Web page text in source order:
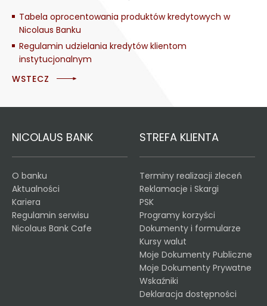
Tabela oprocentowania produktów kredytowych w
Nicolaus Banku
Regulamin udzielania kredytów klientom
instytucjonalnym
WSTECZ
NICOLAUS BANK
O banku
Aktualności
Kariera
Regulamin serwisu
Nicolaus Bank Cafe
STREFA KLIENTA
Terminy realizacji zleceń
Reklamacje i Skargi
PSK
Programy korzyści
Dokumenty i formularze
Kursy walut
Moje Dokumenty Publiczne
Moje Dokumenty Prywatne
Wskaźniki
Deklaracja dostępności